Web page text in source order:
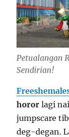
Petualangan
Sendirian!
horor lagi
jumpscare
deg-degan.